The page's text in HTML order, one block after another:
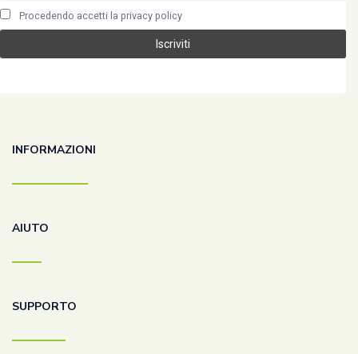
Procedendo accetti la privacy policy
INFORMAZIONI
AIUTO
SUPPORTO